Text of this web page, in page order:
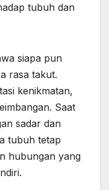
tubuh dan
siapa pun
rasa takut.
kenikmatan,
Saat
sadar dan
tubuh tetap
hubungan yang